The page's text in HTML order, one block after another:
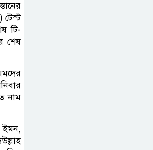
টেস্ট
টি-
শেষ
নাম
ইমন,